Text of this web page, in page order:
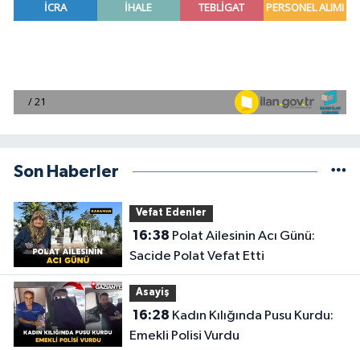
Son Haberler
Vefat Edenler
16:38
Sacide Polat Vefat Etti
Asayiş
16:28
Emekli Polisi Vurdu